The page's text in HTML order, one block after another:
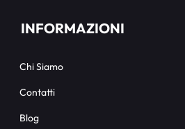
INFORMAZIONI
Chi Siamo
Contatti
Blog